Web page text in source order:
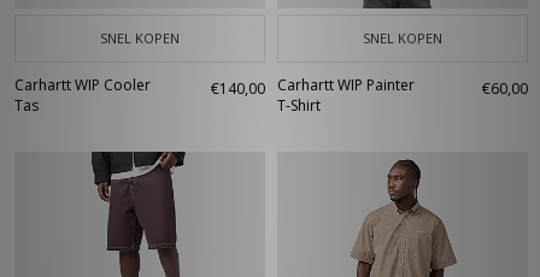
SNEL KOPEN
Carhartt WIP Cooler
Tas
€140,00
SNEL KOPEN
Carhartt WIP Painter
T-Shirt
€60,00